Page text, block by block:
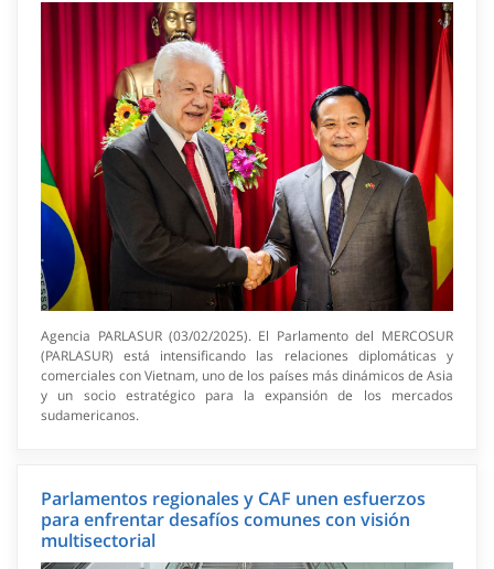
Agencia PARLASUR (03/02/2025). El Parlamento del MERCOSUR
(PARLASUR) está intensificando las relaciones diplomáticas y
comerciales con Vietnam, uno de los países más dinámicos de Asia
y un socio estratégico para la expansión de los mercados
sudamericanos.
Parlamentos regionales y CAF unen esfuerzos
para enfrentar desafíos comunes con visión
multisectorial